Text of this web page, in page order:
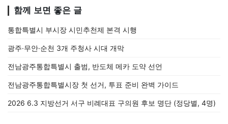
함께 보면 좋은 글
통합특별시 부시장 시민추천제 본격 시행
광주·무안·순천 3개 주청사 시대 개막
전남광주통합특별시 출범, 반도체 메카 도약 선언
전남광주통합특별시장 첫 선거, 투표 준비 완벽 가이드
2026 6.3 지방선거 서구 비례대표 구의원 후보 명단 (정당별, 4명)